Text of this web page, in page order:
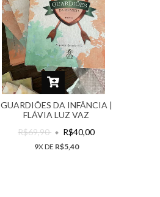
GUARDIÕES DA INFÂNCIA |
FLÁVIA LUZ VAZ
R$69,90
R$40,00
9X DE R$5,40